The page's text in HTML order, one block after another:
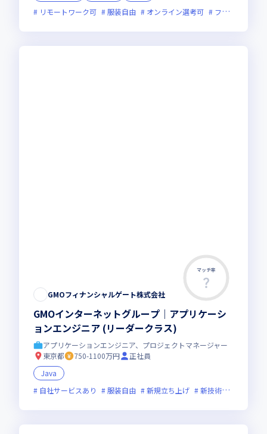
リモートワーク可
服装自由 オンライン選考可 フレックス制度あり
マッチ率
GMOフィナンシャルゲート株式会社
GMOインターネットグループ｜アプリケーシ
ョンエンジニア (リーダークラス)
アプリケーションエンジニア、プロジェクトマネージャー
東京都
750-1100万円
正社員
Java
自社サービスあり
服装自由 新規立ち上げ 新技術に積極的